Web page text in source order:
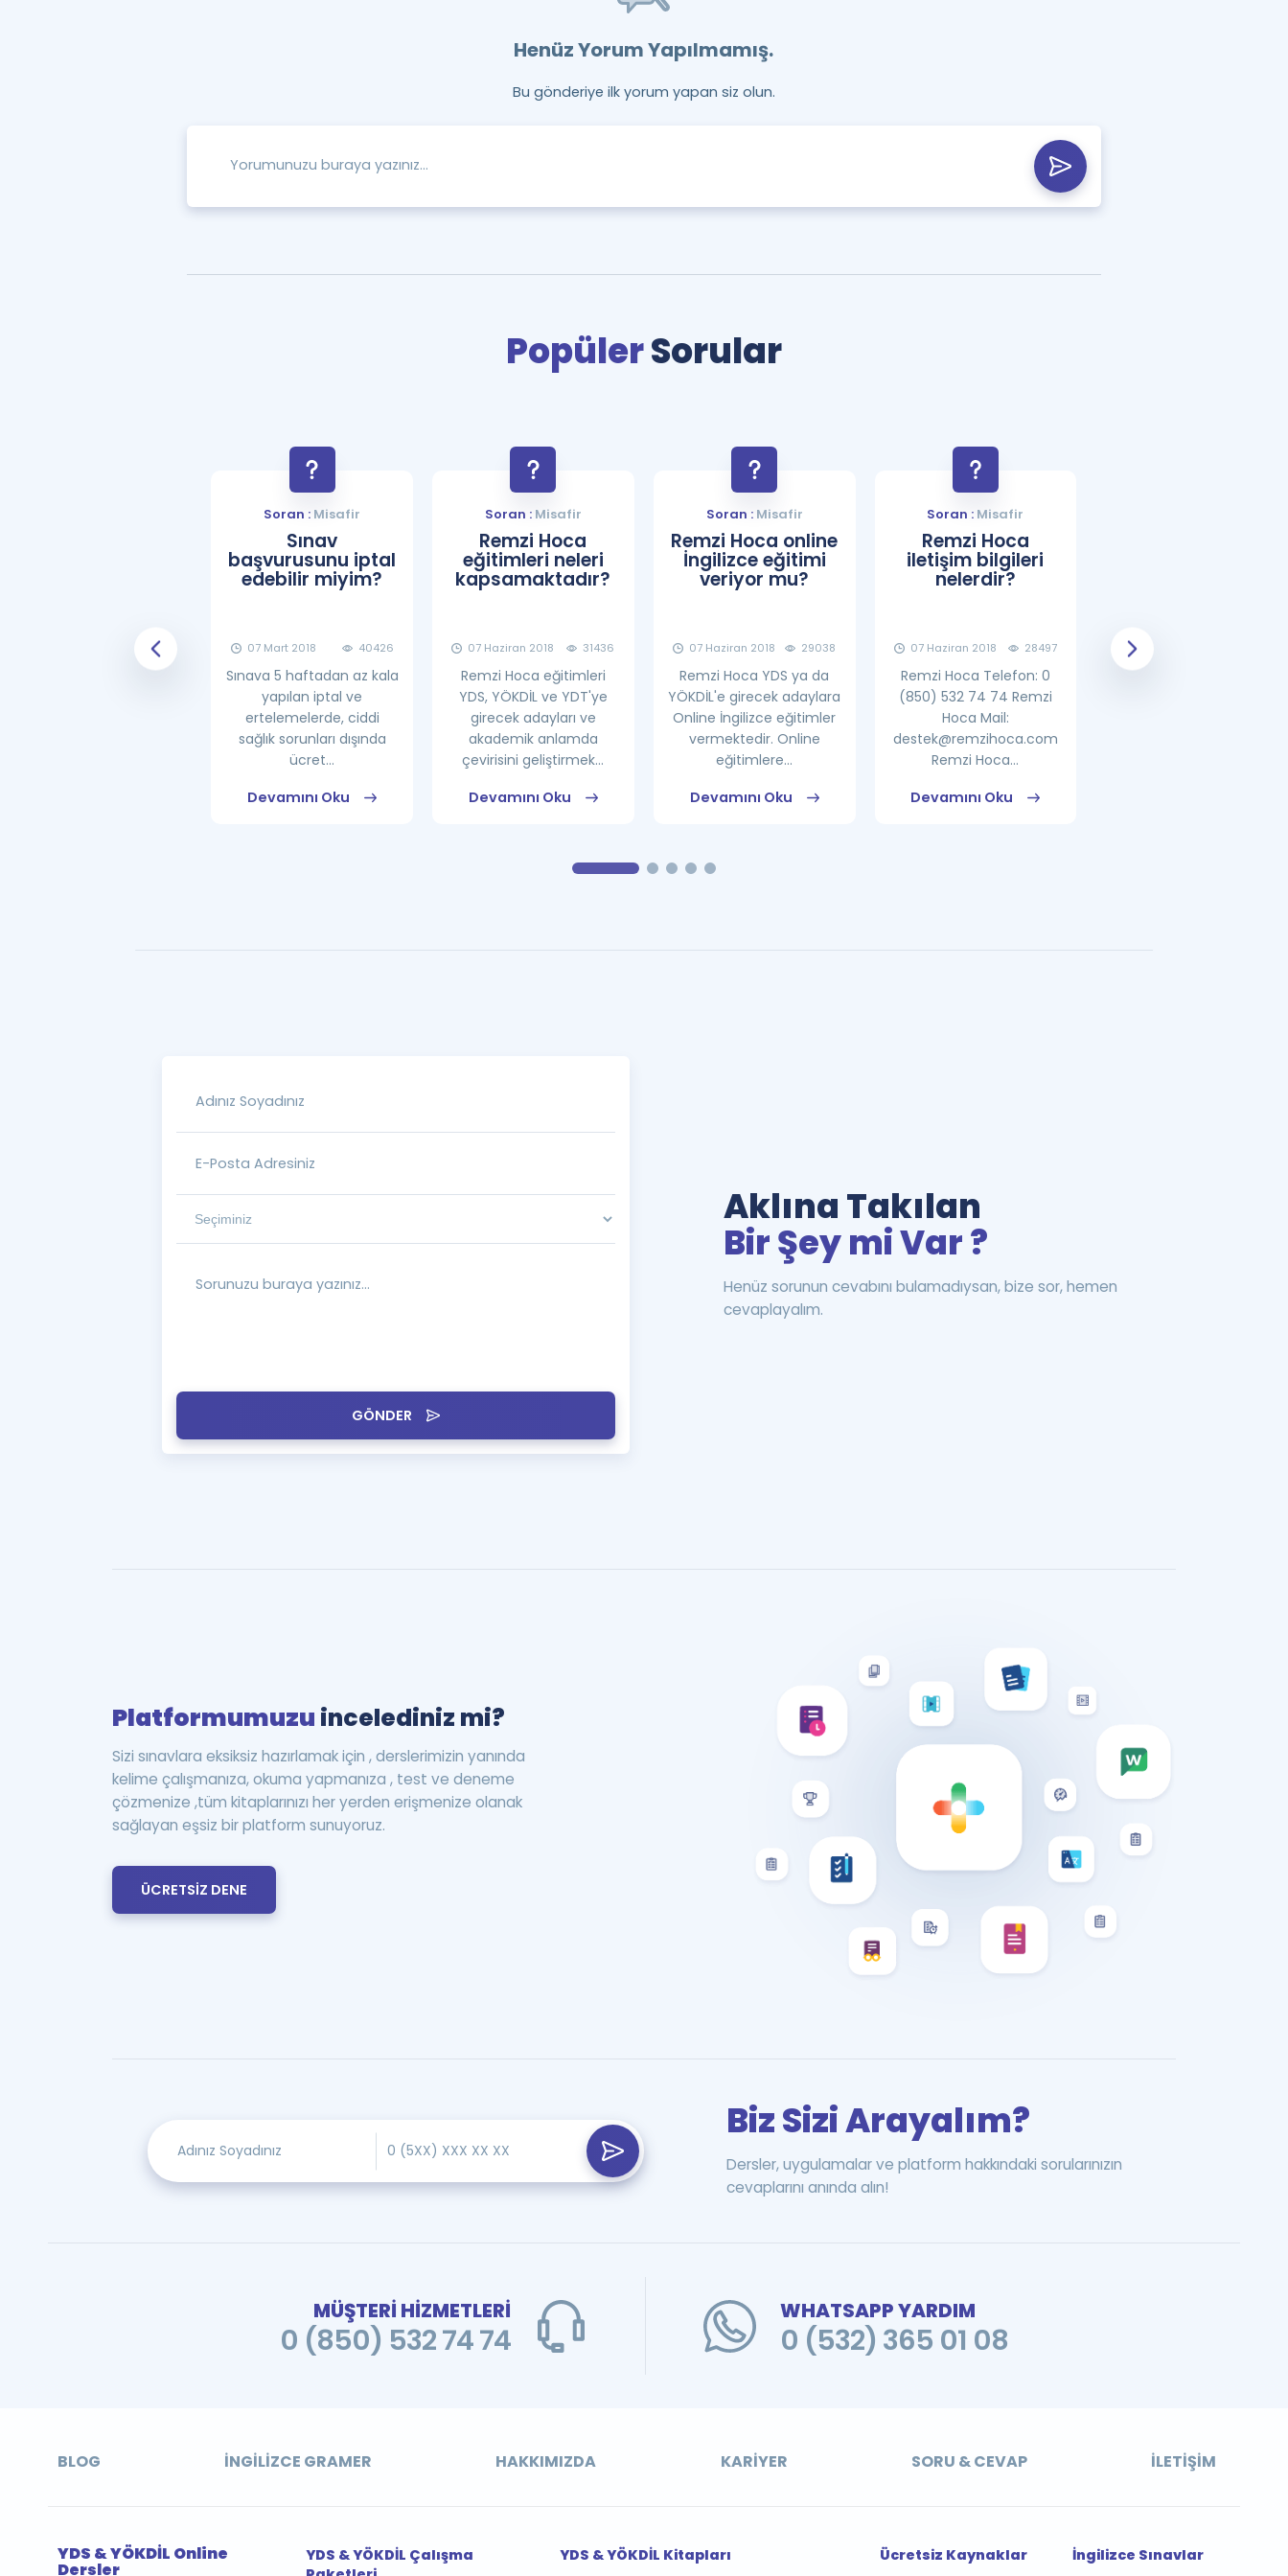
Henüz Yorum Yapılmamış.
Bu gönderiye ilk yorum yapan siz olun.
PopülerSorular
25862
Soran : Misafir
Sınav
başvurusunu iptal
edebilir miyim?
07 Mart 2018 40426
Sınava 5 haftadan az kala
yapılan iptal ve
ertelemelerde, ciddi
sağlık sorunları dışında
ücret...
Devamını Oku
Soran :Misafir
Remzi Hoca
eğitimleri neleri
kapsamaktadır?
07 Haziran 2018 31436
Remzi Hoca eğitimleri
YDS, YÖKDİL ve YDT'ye
girecek adayları ve
akademik anlamda
çevirisini geliştirmek...
Devamını Oku
Soran :Misafir
Remzi Hoca online
İngilizce eğitimi
veriyor mu?
07 Haziran 2018 29038
Remzi Hoca YDS ya da
YÖKDİL'e girecek adaylara
Online İngilizce eğitimler
vermektedir. Online
eğitimlere...
Devamını Oku
Soran : Misafir
Remzi Hoca
iletişim bilgileri
nelerdir?
07 Haziran 2018 28497
Remzi Hoca Telefon: 0
(850) 532 74 74 Remzi
Hoca Mail:
destek@remzihoca.com
Remzi Hoca...
Devamını Oku
08 Haziran 2018
GÖNDER
Aklına Takılan
Bir Şey mi Var ?
Henüz sorunun cevabını bulamadıysan, bize sor, hemen
cevaplayalım.
Platformumuzu incelediniz mi?
Sizi sınavlara eksiksiz hazırlamak için , derslerimizin yanında
kelime çalışmanıza, okuma yapmanıza , test ve deneme
çözmenize ,tüm kitaplarınızı her yerden erişmenize olanak
sağlayan eşsiz bir platform sunuyoruz.
ÜCRETSİZ DENE
Biz Sizi Arayalım?
Dersler, uygulamalar ve platform hakkındaki sorularınızın
cevaplarını anında alın!
MÜŞTERİ HİZMETLERİ
0 (850) 532 74 74
WHATSAPP YARDIM
0 (532) 365 01 08
BLOG İNGILIZCE GRAMER HAKKIMIZDA KARIYER SORU & CEVAP İLETIŞIM
YDS & YÖKDİL Online
Dersler
YDS & YÖKDİL Çalışma
YDS & YÖKDİL Kitapları Ücretsiz Kaynaklar İngilizce Sınavlar